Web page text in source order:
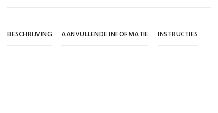
BESCHRIJVING AANVULLENDE INFORMATIE INSTRUCTIES